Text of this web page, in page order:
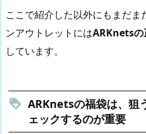
ここで紹介した以外にもまだ
ンアウトレットにはARKnetsの
しています。
ARKnetsの福袋は、狙
ェックするのが重要